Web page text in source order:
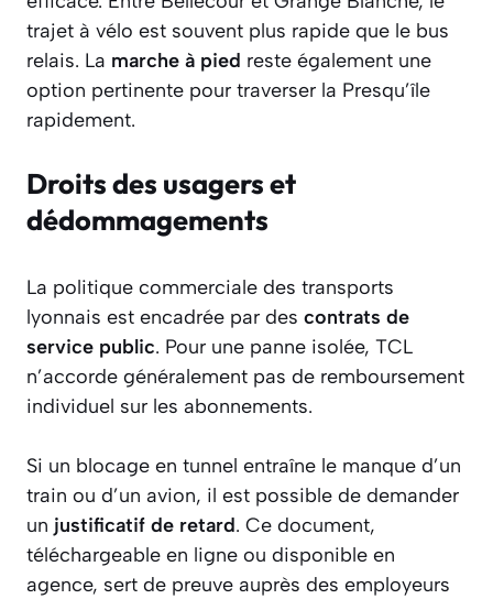
trajet à vélo est souvent plus rapide que le bus
relais. La marche à pied reste également une
option pertinente pour traverser la Presqu’île
rapidement.
Droits des usagers et
dédommagements
La politique commerciale des transports
lyonnais est encadrée par des contrats de
service public. Pour une panne isolée, TCL
n’accorde généralement pas de remboursement
individuel sur les abonnements.
Si un blocage en tunnel entraîne le manque d’un
train ou d’un avion, il est possible de demander
un justificatif de retard. Ce document,
téléchargeable en ligne ou disponible en
agence, sert de preuve auprès des employeurs